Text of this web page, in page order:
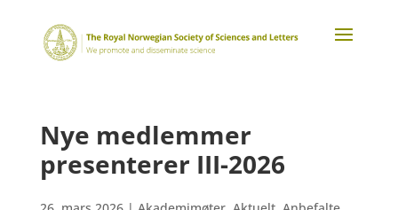
Nye medlemmer
presenterer III-2026